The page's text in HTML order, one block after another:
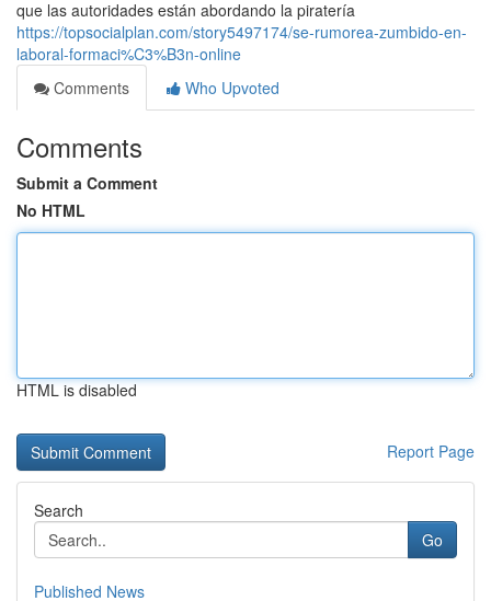
que las autoridades están abordando la piratería
https://topsocialplan.com/story5497174/se-rumorea-zumbido-en-
laboral-formaci%C3%B3n-online
Comments
Who Upvoted
Comments
Submit a Comment
No HTML
HTML is disabled
Report Page
Search
Go
Published News